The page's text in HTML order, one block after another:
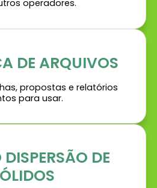
operadores.
DE ARQUIVOS
propostas e relatórios
para usar.
DE